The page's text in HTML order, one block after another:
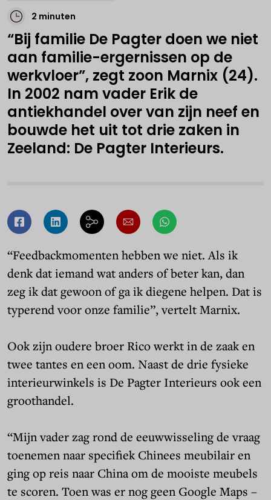
2 minuten
“Bij familie De Pagter doen we niet
aan familie-ergernissen op de
werkvloer”, zegt zoon Marnix (24).
In 2002 nam vader Erik de
antiekhandel over van zijn neef en
bouwde het uit tot drie zaken in
Zeeland: De Pagter Interieurs.
“Feedbackmomenten hebben we niet. Als ik
denk dat iemand wat anders of beter kan, dan
zeg ik dat gewoon of ga ik diegene helpen. Dat is
typerend voor onze familie”, vertelt Marnix.
Ook zijn oudere broer Rico werkt in de zaak en
twee tantes en een oom. Naast de drie fysieke
interieurwinkels is De Pagter Interieurs ook een
groothandel.
“Mijn vader zag rond de eeuwwisseling de vraag
toenemen naar specifiek Chinees meubilair en
ging op reis naar China om de mooiste meubels
te scoren. Toen was er nog geen Google Maps –